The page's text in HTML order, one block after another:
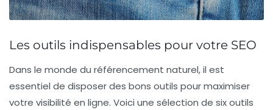
Les outils indispensables pour votre SEO
Dans le monde du référencement naturel, il est
essentiel de disposer des bons outils pour maximiser
votre visibilité en ligne. Voici une sélection de six outils